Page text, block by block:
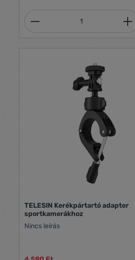
Termékmennyiség:
TELESIN Kerékpártartó adapter
sportkamerákhoz
Nincs leírás